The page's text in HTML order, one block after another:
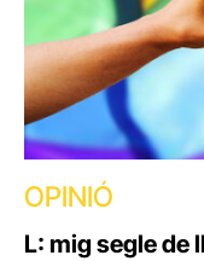
OPINIÓ
L: mig segle de